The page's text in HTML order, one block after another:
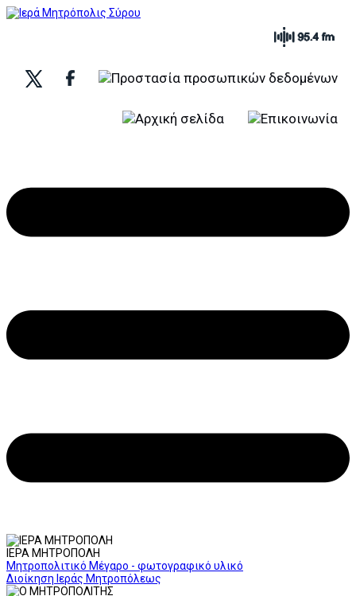
ΙΕΡΑ ΜΗΤΡΟΠΟΛΗ
Μητροπολιτικό Μέγαρο - φωτογραφικό υλικό
Διοίκηση Ιεράς Μητροπόλεως